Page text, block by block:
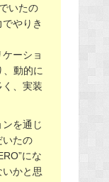
いたの
やりき
ーショ
、動的に
く、実装
を通じ
いたの
にな
かと思